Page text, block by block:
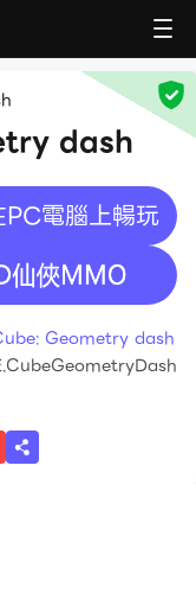
dash
電腦上暢玩
Geometry dash